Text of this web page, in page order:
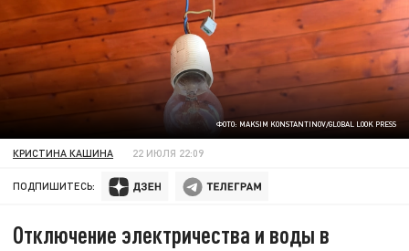
ФОТО: MAKSIM KONSTANTINOV/GLOBAL LOOK PRESS
КРИСТИНА КАШИНА 22 ИЮЛЯ 22:09
ПОДПИШИТЕСЬ:
Отключение электричества и воды в